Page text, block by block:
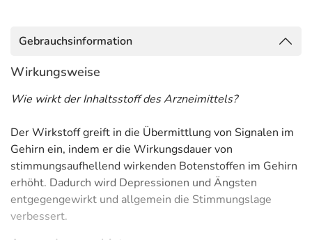
Gebrauchsinformation
Wirkungsweise
Wie wirkt der Inhaltsstoff des Arzneimittels?
Der Wirkstoff greift in die Übermittlung von Signalen im
Gehirn ein, indem er die Wirkungsdauer von
stimmungsaufhellend wirkenden Botenstoffen im Gehirn
erhöht. Dadurch wird Depressionen und Ängsten
entgegengewirkt und allgemein die Stimmungslage
verbessert.